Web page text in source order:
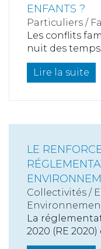
ENFANTS ?
Particuliers /
Les conflits
nuit des
Lire la suite
LE
Collectivités /
La
2020 (RE